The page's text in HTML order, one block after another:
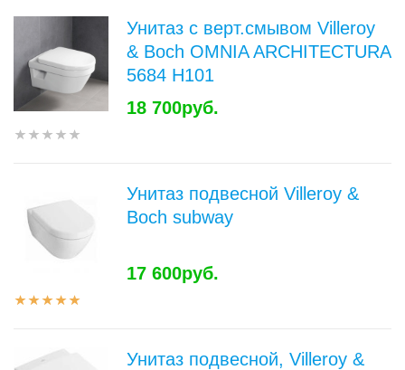
Унитаз с верт.смывом Villeroy
& Boch OMNIA ARCHITECTURA
5684 H101
18 700руб.
Унитаз подвесной Villeroy &
Boch subway
17 600руб.
Унитаз подвесной, Villeroy &